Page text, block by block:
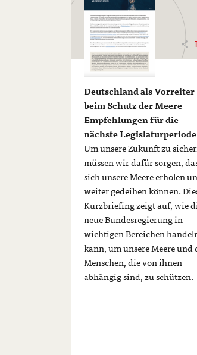
Deutschland als Vorreiter
beim Schutz der Meere –
Empfehlungen für die
nächste
Um unsere Zukunft zu
müssen wir dafür sorgen,
sich unsere Meere erholen
weiter gedeihen können.
Kurzbriefing zeigt auf, wie
neue Bundesregierung in
wichtigen Bereichen
kann, um unsere Meere und
Menschen, die von ihnen
abhängig sind, zu schützen.